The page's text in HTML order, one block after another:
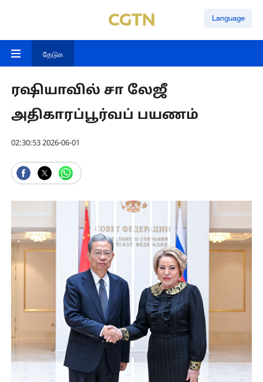
Language
தேடுக
ரஷியாவில் சா லேஜீ
அதிகாரப்பூர்வப் பயணம்
02:30:53 2026-06-01